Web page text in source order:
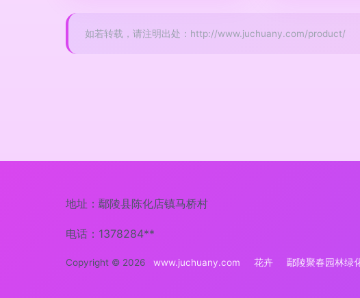
如若转载，请注明出处：http://www.juchuany.com/product/
地址：鄢陵县陈化店镇马桥村
电话：1378284**
Copyright © 2026 www.juchuany.com 花卉 鄢陵聚春园林绿